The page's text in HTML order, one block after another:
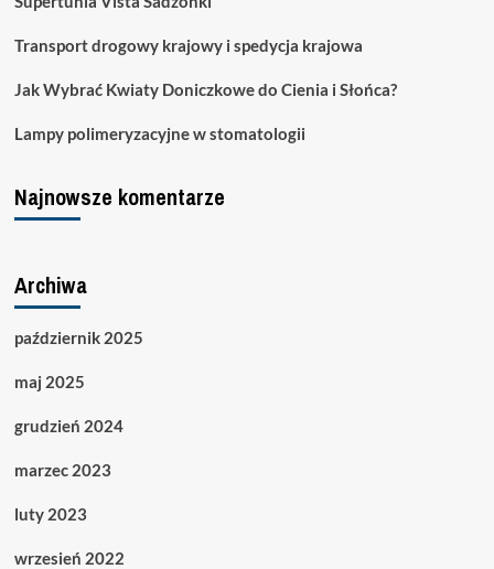
Transport drogowy krajowy i spedycja krajowa
Jak Wybrać Kwiaty Doniczkowe do Cienia i Słońca?
Lampy polimeryzacyjne w stomatologii
Najnowsze komentarze
Archiwa
październik 2025
maj 2025
grudzień 2024
marzec 2023
luty 2023
wrzesień 2022